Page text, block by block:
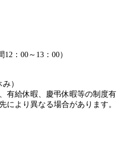
：00～13：00）
）
有給休暇、慶弔休暇等の制度有
により異なる場合があります。